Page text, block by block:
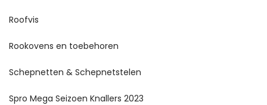
Roofvis
Rookovens en toebehoren
Schepnetten & Schepnetstelen
Spro Mega Seizoen Knallers 2023